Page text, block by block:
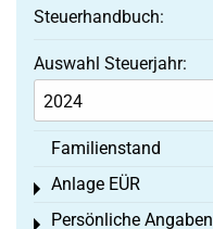
Steuerhandbuch:
Auswahl Steuerjahr:
Familienstand
Anlage EÜR
Toggle menu
Persönliche Angaben